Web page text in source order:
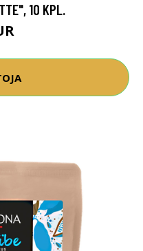
10 KPL.